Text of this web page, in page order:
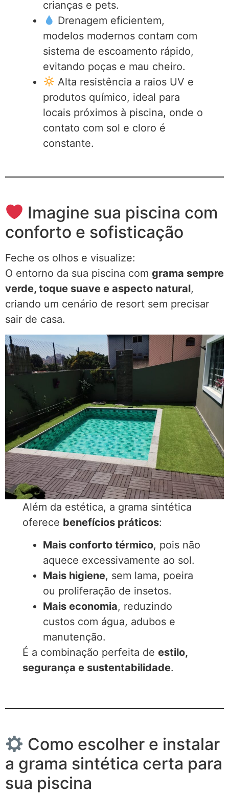
crianças e pets.
Drenagem eficientem,
modelos modernos contam com
sistema de escoamento rápido,
evitando poças e mau cheiro.
Alta resistência a raios UV e
produtos químico, ideal para
locais próximos à piscina, onde o
contato com sol e cloro é
constante.
Imagine sua piscina com
conforto e sofisticação
Feche os olhos e visualize:
O entorno da sua piscina com grama sempre
verde, toque suave e aspecto natural,
criando um cenário de resort sem precisar
sair de casa.
Além da estética, a grama sintética
oferece benefícios práticos:
Mais conforto térmico, pois não
aquece excessivamente ao sol.
Mais higiene, sem lama, poeira
ou proliferação de insetos.
Mais economia, reduzindo
custos com água, adubos e
manutenção.
É a combinação perfeita deestilo,
segurança e sustentabilidade.
Como escolher e instalar
a grama sintética certa para
sua piscina